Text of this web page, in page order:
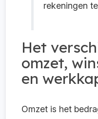
rekeningen
Het
omzet,
en
Omzet is het